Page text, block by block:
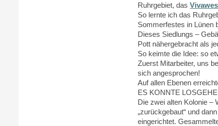
Ruhrgebiet, das
So lernte ich das
Sommerfestes in Lünen
Dieses Siedlungs –
Pott nähergebracht als
So keimte die Idee: so
Zuerst Mitarbeiter, uns
sich angesprochen!
Auf allen Ebenen
ES KONNTE
Die zwei alten Kolonie –
„zurückgebaut“ und
eingerichtet.